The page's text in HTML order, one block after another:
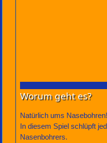
Worum geht es?
Natürlich ums Nasebohren!
In diesem Spiel schlüpft
Nasenbohrers.